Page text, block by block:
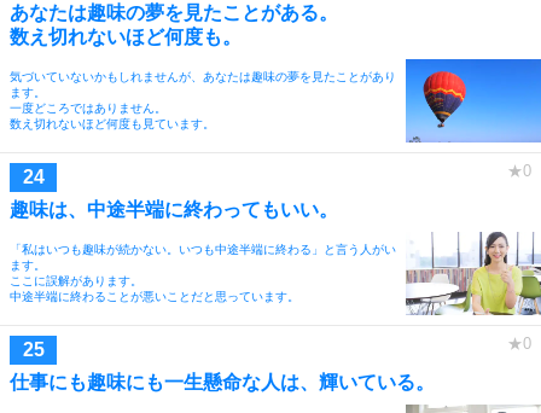
あなたは趣味の夢を見たことがある。
数え切れないほど何度も。
気づいていないかもしれませんが、あなたは趣味の夢を見たことがあり
ます。
一度どころではありません。
数え切れないほど何度も見ています。
趣味は、中途半端に終わってもいい。
「私はいつも趣味が続かない。いつも中途半端に終わる」と言う人がい
ます。
ここに誤解があります。
中途半端に終わることが悪いことだと思っています。
仕事にも趣味にも一生懸命な人は、輝いている。